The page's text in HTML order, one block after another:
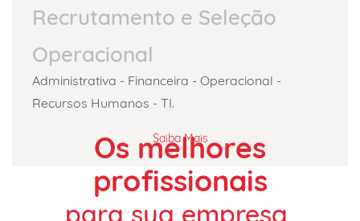
Recrutamento e Seleção
Operacional
Administrativa - Financeira - Operacional -
Recursos Humanos - TI.
Saiba Mais
Os melhores
profissionais
​para sua empresa